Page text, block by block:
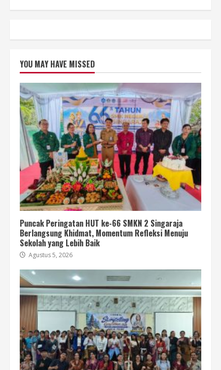
YOU MAY HAVE MISSED
Puncak Peringatan HUT ke-66 SMKN 2 Singaraja
Berlangsung Khidmat, Momentum Refleksi Menuju
Sekolah yang Lebih Baik
Agustus 5, 2026